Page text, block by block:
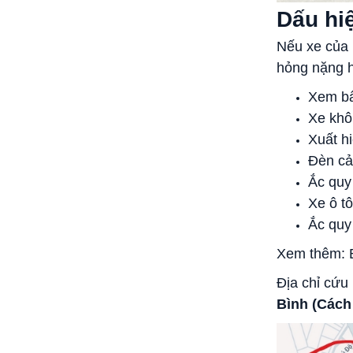
Dấu
Nếu xe
hỏng nặng
Xem
Xe
Xuất
Đèn
Ắc
Xe ô
Ắc
Xem thêm:
Địa chỉ cứu
Bình